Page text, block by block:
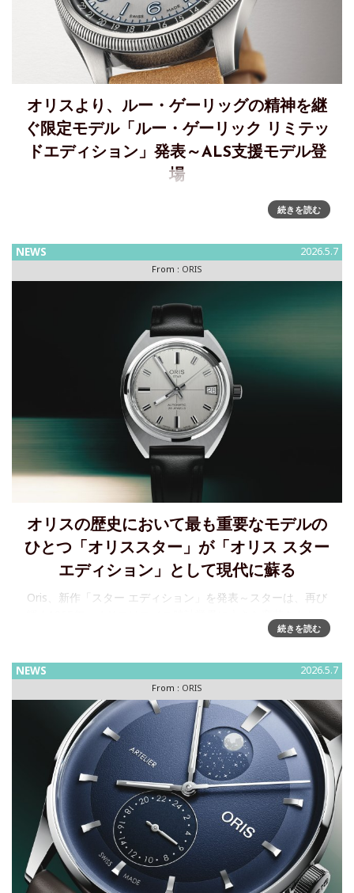
オリスより、ルー・ゲーリッグの精神を継
ぐ限定モデル「ルー・ゲーリック リミテッ
ドエディション」発表～ALS支援モデル登
場
ルー・ゲーリッグの精神を継ぐ限定ORIS時計、ALS支援モデ
ル登場オリスは、伝説の野球選手ルー・ゲーリッグの功績を
ゲーリッグ リミテッドエディション」を発表しました。 伝説
の
続きを読む
NEWS 2026.5.7
From : ORIS
オリスの歴史において最も重要なモデルの
ひとつ「オリススター」が「オリス スター
エディション」として現代に蘇る
Oris、新作「スター エディション」を発表～スターは、再び
しました。その翌年、初のオリス製レバー脱進機搭載モデル
続きを読む
NEWS 2026.5.7
From : ORIS